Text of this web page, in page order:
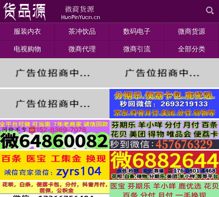
服装内衣 茶冲饮品 数码电子 微商货源
电视购物 微商代理 微商引流 全部分类